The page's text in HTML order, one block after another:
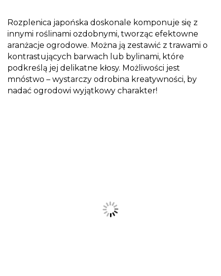
Rozplenica japońska doskonale komponuje się z
innymi roślinami ozdobnymi, tworząc efektowne
aranżacje ogrodowe. Można ją zestawić z trawami o
kontrastujących barwach lub bylinami, które
podkreślą jej delikatne kłosy. Możliwości jest
mnóstwo – wystarczy odrobina kreatywności, by
nadać ogrodowi wyjątkowy charakter!